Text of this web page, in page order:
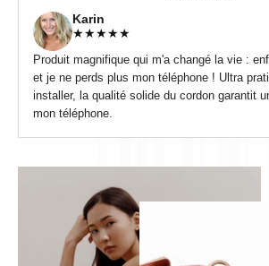
Karin
★★★★★
Produit magnifique qui m'a changé la vie :
et je ne perds plus mon téléphone ! Ultra
installer, la qualité solide du cordon garantit
mon téléphone.